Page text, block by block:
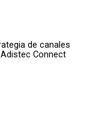
de canales
Connect